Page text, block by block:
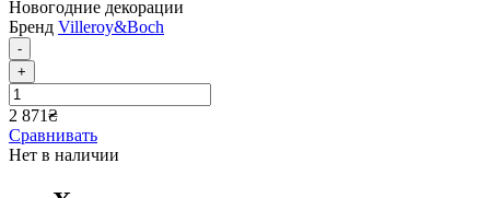
Новогодние декорации
Бренд Villeroy&Boch
-
+
2 871₴
Сравнивать
Нет в наличии